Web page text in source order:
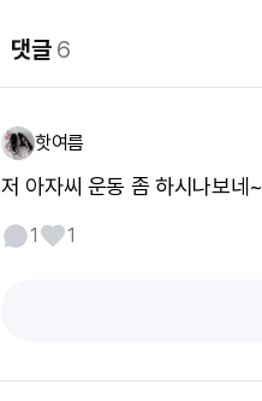
댓글6
핫여름
저 아자씨 운동 좀 하시나보네~
1 1